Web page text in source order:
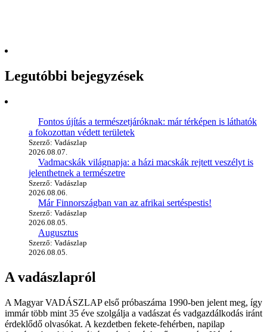
Legutóbbi bejegyzések
Fontos újítás a természetjáróknak: már térképen is láthatók
a fokozottan védett területek
Szerző: Vadászlap
2026.08.07.
Vadmacskák világnapja: a házi macskák rejtett veszélyt is
jelenthetnek a természetre
Szerző: Vadászlap
2026.08.06.
Már Finnországban van az afrikai sertéspestis!
Szerző: Vadászlap
2026.08.05.
Augusztus
Szerző: Vadászlap
2026.08.05.
A vadászlapról
A Magyar VADÁSZLAP első próbaszáma 1990-ben jelent meg, így
immár több mint 35 éve szolgálja a vadászat és vadgazdálkodás iránt
érdeklődő olvasókat. A kezdetben fekete-fehérben, napilap